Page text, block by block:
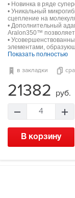
• Новинка в ряде
• Уникальный
сцепление на
• Дополнительный
Aralon350™ позволяет
•
элементами,
Показать полностью
в закладки
21382 руб.
4
В корзину